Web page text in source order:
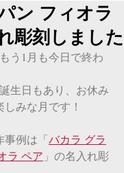
ン フィオラ
彫刻しました
う1月も今日で終わ
生日もあり、お休み
みな月です！
事例は「バカラ グラ
ラ ペア 」の名入れ彫